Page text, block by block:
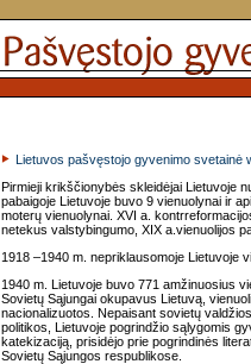
Lietuvos pašvęstojo gyvenimo svetainė
Pirmieji krikščionybės skleidėjai Lietuvoje
pabaigoje Lietuvoje buvo 9 vienuolynai ir
moterų vienuolynai. XVI a.
netekus valstybingumo, XIX a.vienuolijos
1918 –1940 m. nepriklausomoje Lietuvoje
1940 m. Lietuvoje buvo 771 amžinuosius
Sovietų Sąjungai okupavus Lietuvą,
nacionalizuotos. Nepaisant sovietų
politikos, Lietuvoje pogrindžio sąlygomis
katekizaciją, prisidėjo prie pogrindinės
Sovietų Sąjungos respublikose.